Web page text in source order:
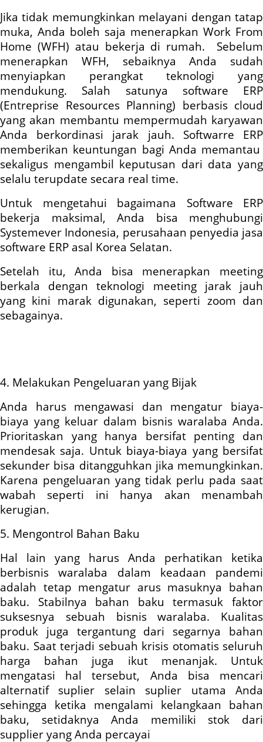
Jika tidak memungkinkan melayani dengan tatap
muka, Anda boleh saja menerapkan Work From
Home (WFH) atau bekerja di rumah. Sebelum
menerapkan WFH, sebaiknya Anda sudah
menyiapkan perangkat teknologi yang
mendukung. Salah satunya software ERP
(Entreprise Resources Planning) berbasis cloud
yang akan membantu mempermudah karyawan
Anda berkordinasi jarak jauh. Softwarre ERP
memberikan keuntungan bagi Anda memantau
sekaligus mengambil keputusan dari data yang
selalu terupdate secara real time.
Untuk mengetahui bagaimana Software ERP
bekerja maksimal, Anda bisa menghubungi
Systemever Indonesia, perusahaan penyedia jasa
software ERP asal Korea Selatan.
Setelah itu, Anda bisa menerapkan meeting
berkala dengan teknologi meeting jarak jauh
yang kini marak digunakan, seperti zoom dan
sebagainya.
4. Melakukan Pengeluaran yang Bijak
Anda harus mengawasi dan mengatur biaya-
biaya yang keluar dalam bisnis waralaba Anda.
Prioritaskan yang hanya bersifat penting dan
mendesak saja. Untuk biaya-biaya yang bersifat
sekunder bisa ditangguhkan jika memungkinkan.
Karena pengeluaran yang tidak perlu pada saat
wabah seperti ini hanya akan menambah
kerugian.
5. Mengontrol Bahan Baku
Hal lain yang harus Anda perhatikan ketika
berbisnis waralaba dalam keadaan pandemi
adalah tetap mengatur arus masuknya bahan
baku. Stabilnya bahan baku termasuk faktor
suksesnya sebuah bisnis waralaba. Kualitas
produk juga tergantung dari segarnya bahan
baku. Saat terjadi sebuah krisis otomatis seluruh
harga bahan juga ikut menanjak. Untuk
mengatasi hal tersebut, Anda bisa mencari
alternatif suplier selain suplier utama Anda
sehingga ketika mengalami kelangkaan bahan
baku, setidaknya Anda memiliki stok dari
supplier yang Anda percayai